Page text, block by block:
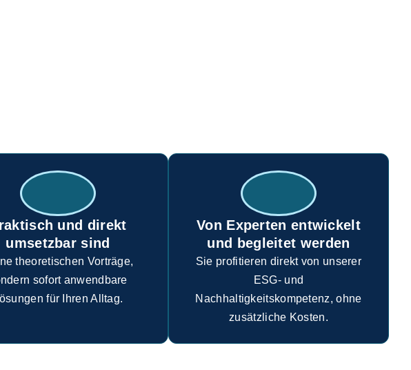
und direkt
umsetzbar sind
theoretischen Vorträge,
sofort anwendbare
für Ihren Alltag.
Von Experten entwickelt
und begleitet werden
Sie profitieren direkt von unserer
ESG- und
Nachhaltigkeitskompetenz, ohne
zusätzliche Kosten.